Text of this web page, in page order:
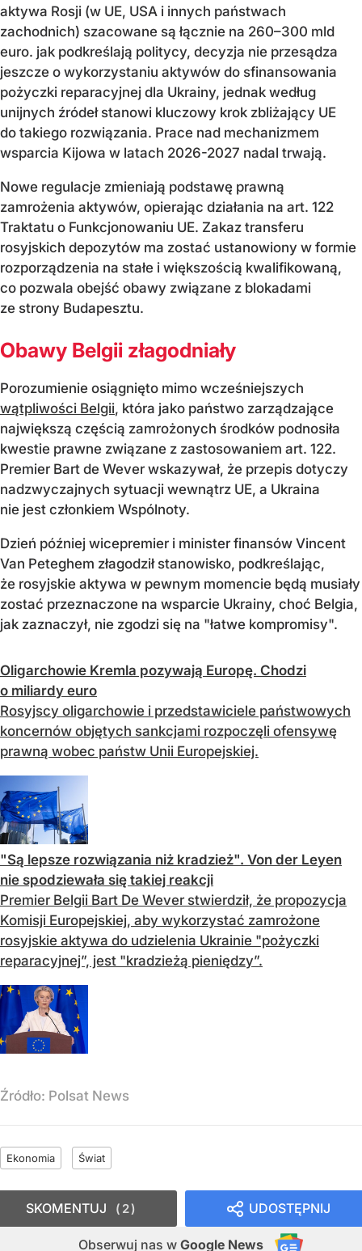
aktywa Rosji (w UE, USA i innych państwach
zachodnich) szacowane są łącznie na 260–300 mld
euro. jak podkreślają politycy, decyzja nie przesądza
jeszcze o wykorzystaniu aktywów do sfinansowania
pożyczki reparacyjnej dla Ukrainy, jednak według
unijnych źródeł stanowi kluczowy krok zbliżający UE
do takiego rozwiązania. Prace nad mechanizmem
wsparcia Kijowa w latach 2026-2027 nadal trwają.
Nowe regulacje zmieniają podstawę prawną
zamrożenia aktywów, opierając działania na art. 122
Traktatu o Funkcjonowaniu UE. Zakaz transferu
rosyjskich depozytów ma zostać ustanowiony w formie
rozporządzenia na stałe i większością kwalifikowaną,
co pozwala obejść obawy związane z blokadami
ze strony Budapesztu.
Obawy Belgii złagodniały
Porozumienie osiągnięto mimo wcześniejszych
wątpliwości Belgii, która jako państwo zarządzające
największą częścią zamrożonych środków podnosiła
kwestie prawne związane z zastosowaniem art. 122.
Premier Bart de Wever wskazywał, że przepis dotyczy
nadzwyczajnych sytuacji wewnątrz UE, a Ukraina
nie jest członkiem Wspólnoty.
Dzień później wicepremier i minister finansów Vincent
Van Peteghem złagodził stanowisko, podkreślając,
że rosyjskie aktywa w pewnym momencie będą musiały
zostać przeznaczone na wsparcie Ukrainy, choć Belgia,
jak zaznaczył, nie zgodzi się na "łatwe kompromisy".
Oligarchowie Kremla pozywają Europę. Chodzi
o miliardy euro
Rosyjscy oligarchowie i przedstawiciele państwowych
koncernów objętych sankcjami rozpoczęli ofensywę
prawną wobec państw Unii Europejskiej.
"Są lepsze rozwiązania niż kradzież". Von der Leyen
nie spodziewała się takiej reakcji
Premier Belgii Bart De Wever stwierdził, że propozycja
Komisji Europejskiej, aby wykorzystać zamrożone
rosyjskie aktywa do udzielenia Ukrainie "pożyczki
reparacyjnej”, jest "kradzieżą pieniędzy”.
Źródło: Polsat News
Ekonomia Świat
UDOSTĘPNIJ
Obserwuj nas w Google News
SKOMENTUJ 2